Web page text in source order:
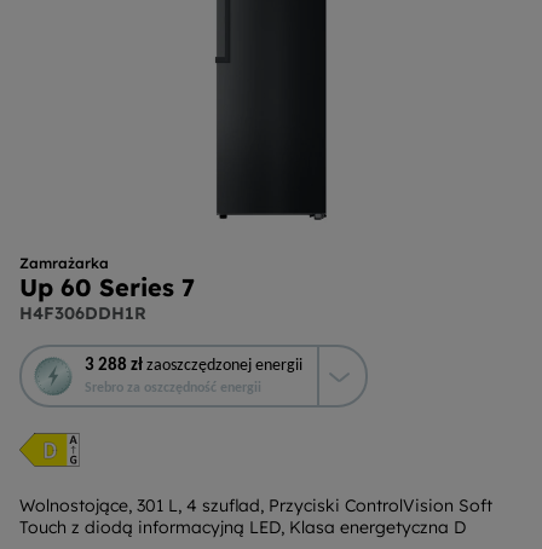
Zamrażarka
Up 60 Series 7
H4F306DDH1R
3 288 zł zaoszczędzonej energii
Srebro za oszczędność energii
To
działanie
otworzy
narzędzie
do
energii
Youreko.
Wolnostojące, 301 L, 4 szuflad, Przyciski ControlVision Soft
Touch z diodą informacyjną LED, Klasa energetyczna D